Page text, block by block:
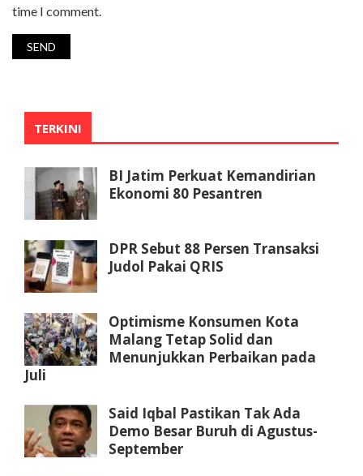
time I comment.
TERKINI
BI Jatim Perkuat Kemandirian
Ekonomi 80 Pesantren
DPR Sebut 88 Persen Transaksi
Judol Pakai QRIS
Optimisme Konsumen Kota
Malang Tetap Solid dan
Menunjukkan Perbaikan pada
Juli
Said Iqbal Pastikan Tak Ada
Demo Besar Buruh di Agustus-
September